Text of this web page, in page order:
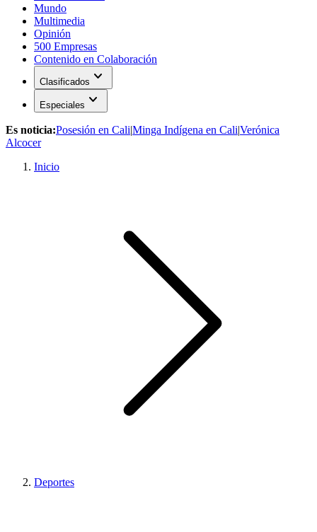
Mundo
Multimedia
Opinión
500 Empresas
Contenido en Colaboración
Clasificados expand_more
Especiales expand_more
Es noticia:Posesión en Cali|Minga Indígena en Cali|Verónica
Alcocer
Inicio
Deportes